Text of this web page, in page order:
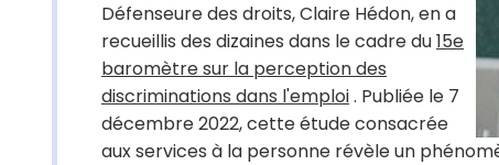
Défenseure des droits, Claire Hédon, en a
recueillis des dizaines dans le cadre du15e
baromètre sur la perception des
discriminations dans l'emploi. Publiée le 7
décembre 2022, cette étude consacrée
aux services à la personne révèle un